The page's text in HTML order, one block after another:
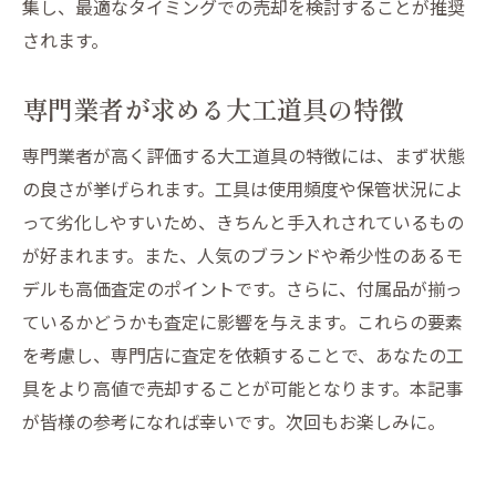
却法
買取後に待つ次のステップとその準備
集し、最適なタイミングでの売却を検討することが推奨
されます。
専門業者が求める大工道具の特徴
専門業者が高く評価する大工道具の特徴には、まず状態
の良さが挙げられます。工具は使用頻度や保管状況によ
って劣化しやすいため、きちんと手入れされているもの
が好まれます。また、人気のブランドや希少性のあるモ
デルも高価査定のポイントです。さらに、付属品が揃っ
ているかどうかも査定に影響を与えます。これらの要素
を考慮し、専門店に査定を依頼することで、あなたの工
具をより高値で売却することが可能となります。本記事
が皆様の参考になれば幸いです。次回もお楽しみに。